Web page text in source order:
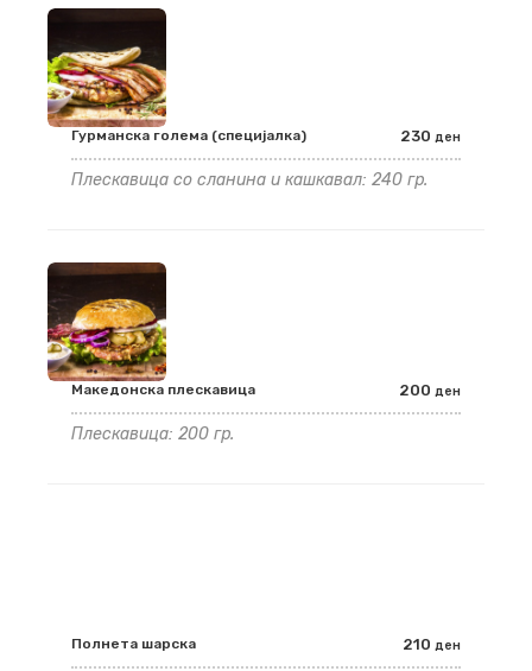
Гурманска голема (специјалка)
Плескавица со сланина и кашкавал: 240 гр.
230 ден
Македонска плескавица
Плескавица: 200 гр.
200 ден
Полнета шарска 210 ден